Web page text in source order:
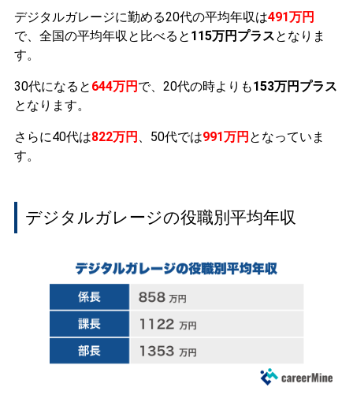
デジタルガレージに勤める20代の平均年収は491万円
で、全国の平均年収と比べると 115万円プラスとなりま
す。
30代になると 644万円 で、20代の時よりも153万円プラス
となります。
さらに40代は822万円 、50代では991万円 となっていま
す。
デジタルガレージの役職別平均年収